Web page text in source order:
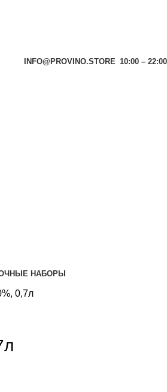
INFO@PROVINO.STORE 10:00 – 22:00
НАБОРЫ
0,7л